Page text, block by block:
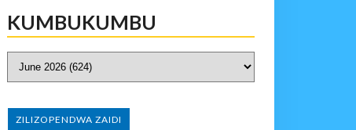
KUMBUKUMBU
ZILIZOPENDWA ZAIDI